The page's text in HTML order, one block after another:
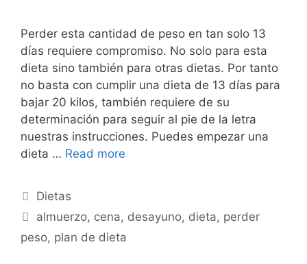
Perder esta cantidad de peso en tan solo 13
días requiere compromiso. No solo para esta
dieta sino también para otras dietas. Por tanto
no basta con cumplir una dieta de 13 días para
bajar 20 kilos, también requiere de su
determinación para seguir al pie de la letra
nuestras instrucciones. Puedes empezar una
dieta … Read more
Categories
Dietas
Tags
almuerzo, cena, desayuno, dieta, perder
peso, plan de dieta